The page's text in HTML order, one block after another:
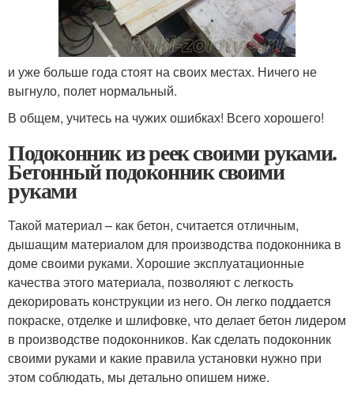
и уже больше года стоят на своих местах. Ничего не
выгнуло, полет нормальный.
В общем, учитесь на чужих ошибках! Всего хорошего!
Подоконник из реек своими руками.
Бетонный подоконник своими
руками
Такой материал – как бетон, считается отличным,
дышащим материалом для производства подоконника в
доме своими руками. Хорошие эксплуатационные
качества этого материала, позволяют с легкость
декорировать конструкции из него. Он легко поддается
покраске, отделке и шлифовке, что делает бетон лидером
в производстве подоконников. Как сделать подоконник
своими руками и какие правила установки нужно при
этом соблюдать, мы детально опишем ниже.